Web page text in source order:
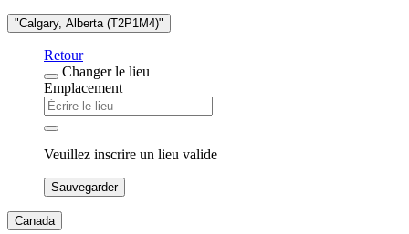
"Calgary, Alberta (T2P1M4)"
Retour
Changer le lieu
Emplacement
Veuillez inscrire un lieu valide
Sauvegarder
Canada